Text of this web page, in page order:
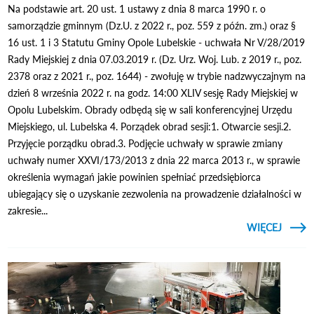
Na podstawie art. 20 ust. 1 ustawy z dnia 8 marca 1990 r. o
samorządzie gminnym (Dz.U. z 2022 r., poz. 559 z późn. zm.) oraz §
16 ust. 1 i 3 Statutu Gminy Opole Lubelskie - uchwała Nr V/28/2019
Rady Miejskiej z dnia 07.03.2019 r. (Dz. Urz. Woj. Lub. z 2019 r., poz.
2378 oraz z 2021 r., poz. 1644) - zwołuję w trybie nadzwyczajnym na
dzień 8 września 2022 r. na godz. 14:00 XLIV sesję Rady Miejskiej w
Opolu Lubelskim. Obrady odbędą się w sali konferencyjnej Urzędu
Miejskiego, ul. Lubelska 4. Porządek obrad sesji:1. Otwarcie sesji.2.
Przyjęcie porządku obrad.3. Podjęcie uchwały w sprawie zmiany
uchwały numer XXVI/173/2013 z dnia 22 marca 2013 r., w sprawie
określenia wymagań jakie powinien spełniać przedsiębiorca
ubiegający się o uzyskanie zezwolenia na prowadzenie działalności w
zakresie...
CZYTAJ
WIĘCEJ